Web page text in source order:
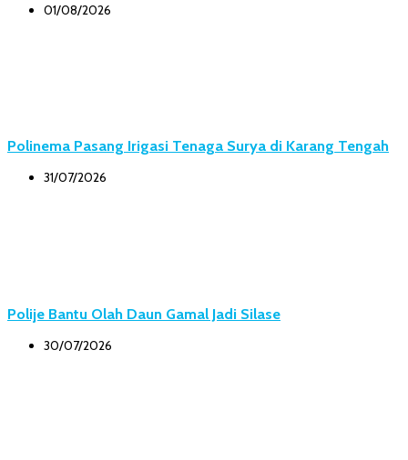
01/08/2026
Polinema Pasang Irigasi Tenaga Surya di Karang Tengah
31/07/2026
Polije Bantu Olah Daun Gamal Jadi Silase
30/07/2026